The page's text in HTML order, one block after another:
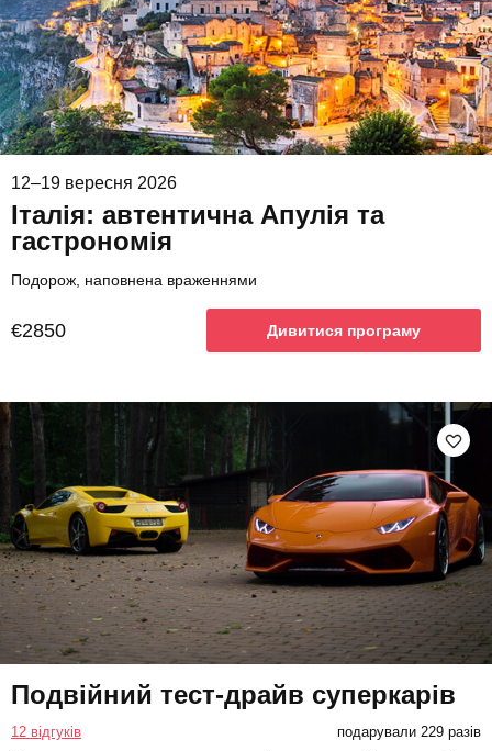
12–19 вересня 2026
Італія: автентична Апулія та
гастрономія
Подорож, наповнена враженнями
€2850 Дивитися програму
Подвійний тест-драйв суперкарів
12 відгуків подарували 229 разів